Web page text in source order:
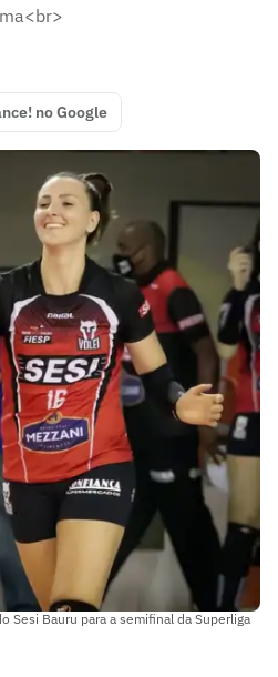
no Google
Sesi Bauru para a semifinal da Superliga